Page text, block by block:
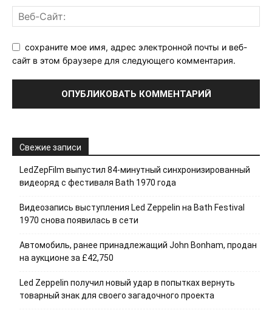
сохраните мое имя, адрес электронной почты и веб-
сайт в этом браузере для следующего комментария.
Свежие записи
LedZepFilm выпустил 84-минутный синхронизированный
видеоряд с фестиваля Bath 1970 года
Видеозапись выступления Led Zeppelin на Bath Festival
1970 снова появилась в сети
Автомобиль, ранее принадлежащий John Bonham, продан
на аукционе за £42,750
Led Zeppelin получил новый удар в попытках вернуть
товарный знак для своего загадочного проекта